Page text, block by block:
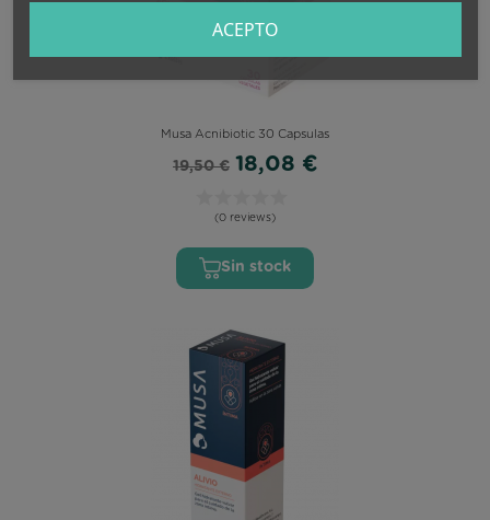
ACEPTO
Musa Acnibiotic 30 Capsulas
19,50 € 18,08 €
(0 reviews)
Sin stock